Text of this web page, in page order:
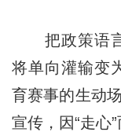
把政策语言
将单向灌输变
育赛事的生动
宣传，因“走心”